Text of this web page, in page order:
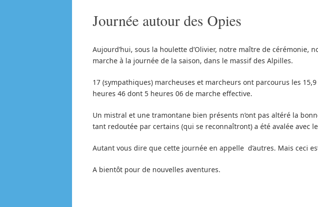
Journée autour des Opies
Aujourd’hui, sous la houlette d’Olivier, notre maître de
marche à la journée de la saison, dans le massif des Alpilles.
17 (sympathiques) marcheuses et marcheurs ont parcourus les
heures 46 dont 5 heures 06 de marche effective.
Un mistral et une tramontane bien présents n’ont pas altéré la
tant redoutée par certains (qui se reconnaîtront) a été avalée avec
Autant vous dire que cette journée en appelle d’autres. Mais ceci
A bientôt pour de nouvelles aventures.